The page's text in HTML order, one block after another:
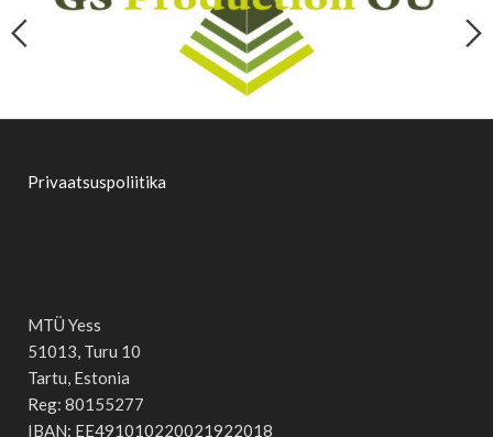
Privaatsuspoliitika
MTÜ Yess
51013, Turu 10
Tartu, Estonia
Reg: 80155277
IBAN: EE491010220021922018